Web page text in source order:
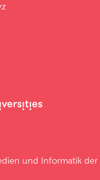
und Informatik der